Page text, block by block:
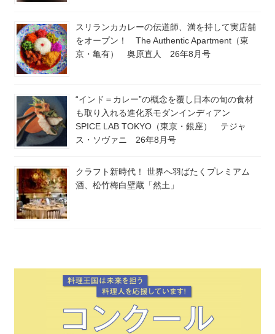
スリランカカレーの伝道師、満を持して実店舗
をオープン！ The Authentic Apartment（東
京・亀有） 奥原直人 26年8月号
“インド＝カレー”の概念を覆し日本の旬の食材
も取り入れる進化系モダンインディアン
SPICE LAB TOKYO（東京・銀座） テジャ
ス・ソヴァニ 26年8月号
クラフト新時代！ 世界へ羽ばたくプレミアム
酒、松竹梅白壁蔵「然土」